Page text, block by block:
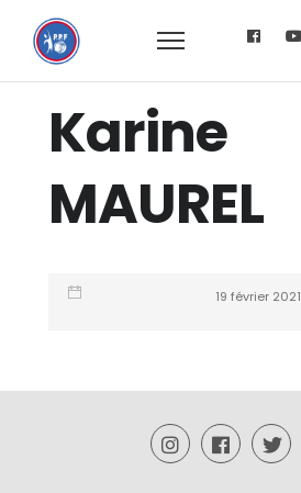
Karine
MAUREL
19 février 2021